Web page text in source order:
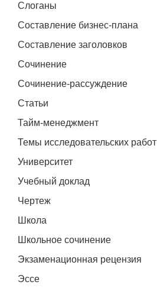
Слоганы
Составление бизнес-плана
Составление заголовков
Сочинение
Сочинение-рассуждение
Статьи
Тайм-менеджмент
Темы исследовательских работ
Университет
Учебный доклад
Чертеж
Школа
Школьное сочинение
Экзаменационная рецензия
Эссе